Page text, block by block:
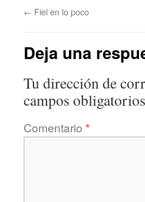
← Fiel en lo poco
Deja una
Tu dirección de
campos
Comentario *